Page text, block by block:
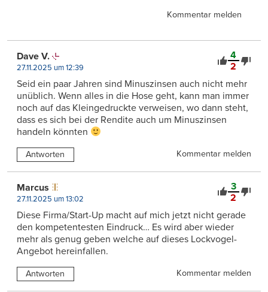
Kommentar melden
4
2
Dave V.
27.11.2025 um 12:39
Seid ein paar Jahren sind Minuszinsen auch nicht mehr
unüblich. Wenn alles in die Hose geht, kann man immer
noch auf das Kleingedruckte verweisen, wo dann steht,
dass es sich bei der Rendite auch um Minuszinsen
handeln könnten
Antworten Kommentar melden
3
2
Marcus
27.11.2025 um 13:02
Diese Firma/Start-Up macht auf mich jetzt nicht gerade
den kompetentesten Eindruck… Es wird aber wieder
mehr als genug geben welche auf dieses Lockvogel-
Angebot hereinfallen.
Antworten Kommentar melden